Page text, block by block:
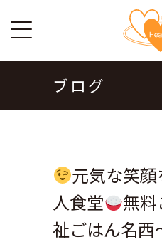
ブログ
元気な笑
人食堂
無
祉ごはん名西